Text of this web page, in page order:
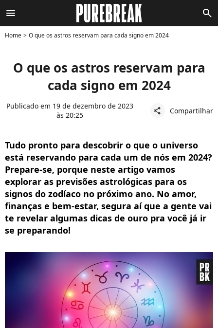
menu search
Home O que os astros reservam para cada signo em 2024
O que os astros reservam para
cada signo em 2024
Publicado em 19 de dezembro de 2023
às 20:25
share Compartilhar
Tudo pronto para descobrir o que o universo
está reservando para cada um de nós em 2024?
Prepare-se, porque neste artigo vamos
explorar as previsões astrológicas para os
signos do zodíaco no próximo ano. No amor,
finanças e bem-estar, segura aí que a gente vai
te revelar algumas dicas de ouro pra você já ir
se preparando!